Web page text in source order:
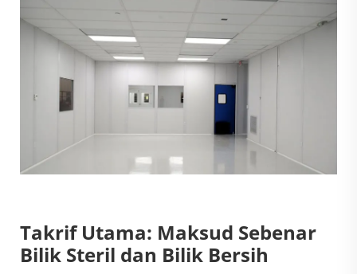
Takrif Utama: Maksud Sebenar
Bilik Steril dan Bilik Bersih